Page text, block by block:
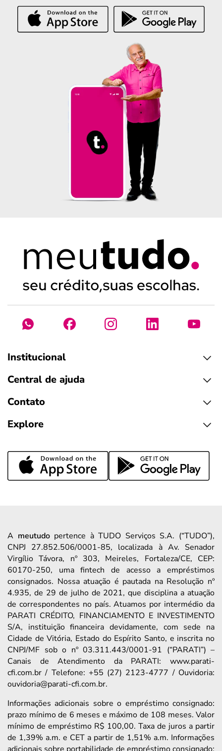
Institucional
Central de ajuda
Contato
Explore
A meutudopertence à TUDO Serviços S.A. (“TUDO”),
CNPJ 27.852.506/0001-85, localizada à Av. Senador
Virgílio Távora, nº 303, Meireles, Fortaleza/CE, CEP:
60170-250, uma fintech de acesso a empréstimos
consignados. Nossa atuação é pautada na Resolução nº
4.935, de 29 de julho de 2021, que disciplina a atuação
de correspondentes no país. Atuamos por intermédio da
PARATI CRÉDITO, FINANCIAMENTO E INVESTIMENTO
S/A, instituição financeira devidamente, com sede na
Cidade de Vitória, Estado do Espírito Santo, e inscrita no
CNPJ/MF sob o nº 03.311.443/0001-91 (“PARATI”) –
Canais de Atendimento da PARATI: www.parati-
cfi.com.br / Telefone: +55 (27) 2123-4777 / Ouvidoria:
ouvidoria@parati-cfi.com.br.
Informações adicionais sobre o empréstimo consignado:
prazo mínimo de 6 meses e máximo de 108 meses. Valor
mínimo de empréstimo R$ 100,00. Taxa de juros a partir
de 1,39% a.m. e CET a partir de 1,51% a.m. Informações